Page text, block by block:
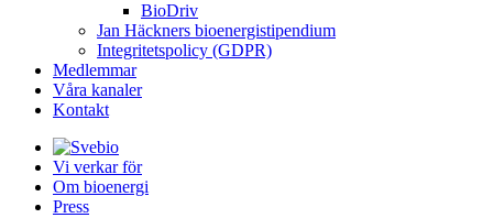
BioDriv
Jan Häckners bioenergistipendium
Integritetspolicy (GDPR)
Medlemmar
Våra kanaler
Kontakt
Vi verkar för
Om bioenergi
Press